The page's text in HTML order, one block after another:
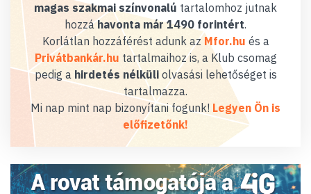
magas szakmai színvonalú tartalomhoz jutnak
hozzáhavonta már 1490 forintért.
Korlátlan hozzáférést adunk az Mfor.hu és a
Privátbankár.hu tartalmaihoz is, a Klub csomag
pedig a hirdetés nélküliolvasási lehetőséget is
tartalmazza.
Mi nap mint nap bizonyítani fogunk! Legyen Ön is
előfizetőnk!